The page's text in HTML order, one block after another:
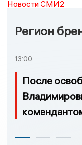
Новости СМИ2
Регион
13:00
После